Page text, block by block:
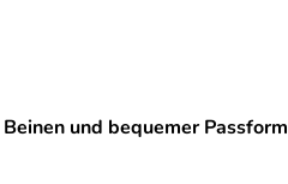
und bequemer Passform